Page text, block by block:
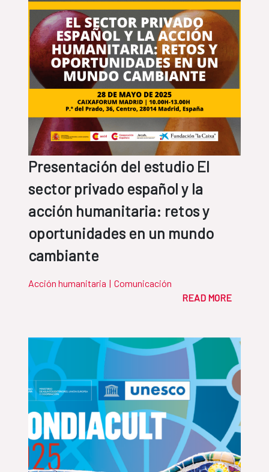
Presentación del estudio El
sector privado español y la
acción humanitaria: retos y
oportunidades en un mundo
cambiante
Acción humanitaria | Comunicación
READ MORE